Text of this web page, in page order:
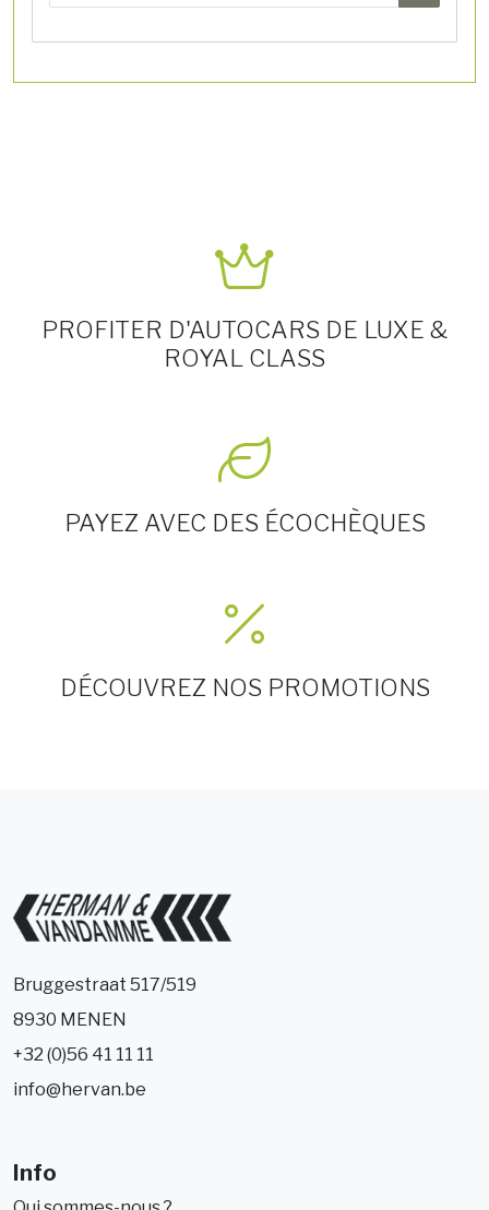
PROFITER D'AUTOCARS DE LUXE &
ROYAL CLASS
PAYEZ AVEC DES ÉCOCHÈQUES
DÉCOUVREZ NOS PROMOTIONS
Bruggestraat 517/519
8930 MENEN
+32 (0)56 41 11 11
info@hervan.be
Info